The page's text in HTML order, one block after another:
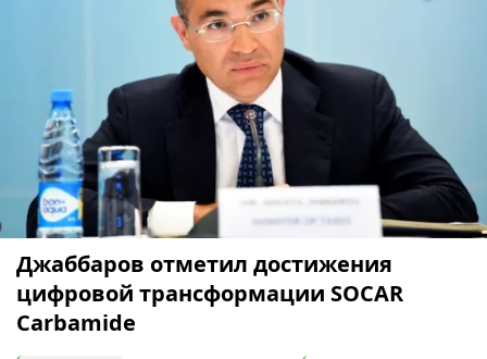
Джаббаров отметил достижения
цифровой трансформации SOCAR
Carbamide